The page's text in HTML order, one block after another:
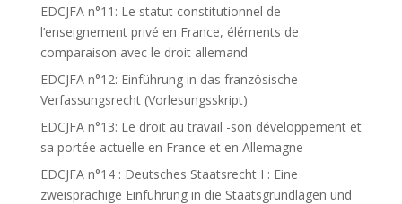
EDCJFA n°11: Le statut constitutionnel de
l’enseignement privé en France, éléments de
comparaison avec le droit allemand
EDCJFA n°12: Einführung in das französische
Verfassungsrecht (Vorlesungsskript)
EDCJFA n°13: Le droit au travail -son développement et
sa portée actuelle en France et en Allemagne-
EDCJFA n°14 : Deutsches Staatsrecht I : Eine
zweisprachige Einführung in die Staatsgrundlagen und